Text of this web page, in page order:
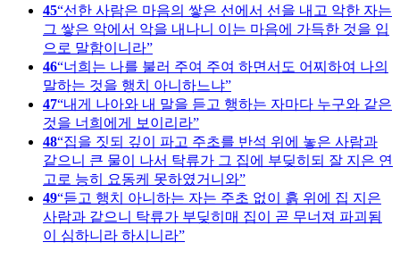
45 선한 사람은 마음의 쌓은 선에서 선을 내고 악한 자는
그 쌓은 악에서 악을 내나니 이는 마음에 가득한 것을 입
으로 말함이니라
46 너희는 나를 불러 주여 주여 하면서도 어찌하여 나의
말하는 것을 행치 아니하느냐
47 내게 나아와 내 말을 듣고 행하는 자마다 누구와 같은
것을 너희에게 보이리라
48 집을 짓되 깊이 파고 주초를 반석 위에 놓은 사람과
같으니 큰 물이 나서 탁류가 그 집에 부딪히되 잘 지은 연
고로 능히 요동케 못하였거니와
49 듣고 행치 아니하는 자는 주초 없이 흙 위에 집 지은
사람과 같으니 탁류가 부딪히매 집이 곧 무너져 파괴됨
이 심하니라 하시니라